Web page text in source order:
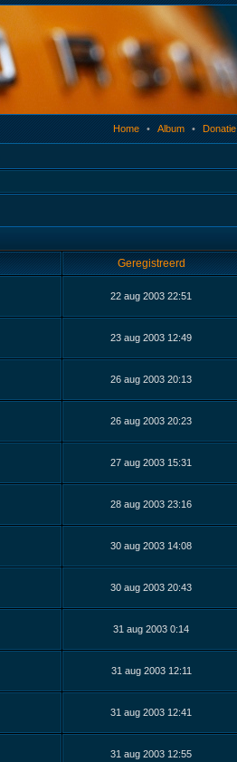
Home • Album • Donatie
Geregistreerd
22 aug 2003 22:51
23 aug 2003 12:49
26 aug 2003 20:13
26 aug 2003 20:23
27 aug 2003 15:31
28 aug 2003 23:16
30 aug 2003 14:08
30 aug 2003 20:43
31 aug 2003 0:14
31 aug 2003 12:11
31 aug 2003 12:41
31 aug 2003 12:55